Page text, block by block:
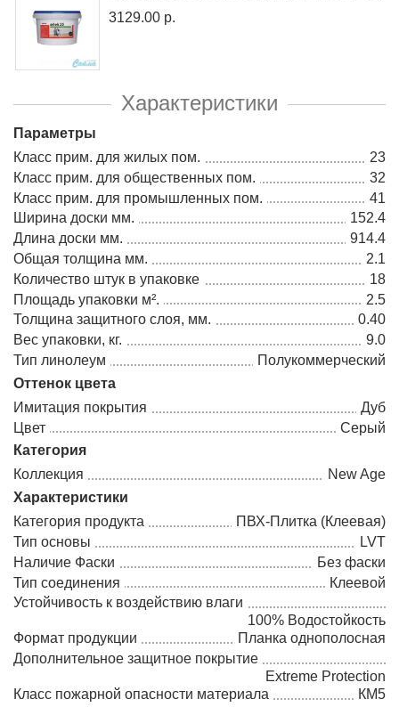
3129.00 р.
Характеристики
Параметры
Класс прим. для жилых пом.
23
Класс прим. для общественных пом.
32
Класс прим. для промышленных пом.
41
Ширина доски мм.
152.4
Длина доски мм.
914.4
Общая толщина мм.
2.1
Количество штук в упаковке
18
Площадь упаковки м².
2.5
Толщина защитного слоя, мм.
0.40
Вес упаковки, кг.
9.0
Тип линолеум
Полукоммерческий
Оттенок цвета
Имитация покрытия
Дуб
Цвет
Серый
Категория
Коллекция
New Age
Характеристики
Категория продукта
ПВХ-Плитка (Клеевая)
Тип основы
LVT
Наличие Фаски
Без фаски
Тип соединения
Клеевой
Устойчивость к воздействию влаги
100% Водостойкость
Формат продукции
Планка однополосная
Дополнительное защитное покрытие
Extreme Protection
Класс пожарной опасности материала
КМ5